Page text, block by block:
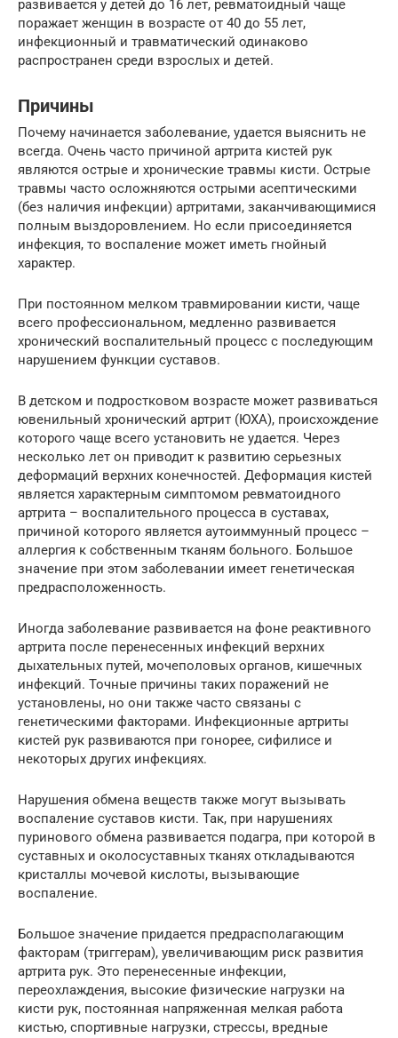
развивается у детей до 16 лет, ревматоидный чаще
поражает женщин в возрасте от 40 до 55 лет,
инфекционный и травматический одинаково
распространен среди взрослых и детей.
Причины
Почему начинается заболевание, удается выяснить не
всегда. Очень часто причиной артрита кистей рук
являются острые и хронические травмы кисти. Острые
травмы часто осложняются острыми асептическими
(без наличия инфекции) артритами, заканчивающимися
полным выздоровлением. Но если присоединяется
инфекция, то воспаление может иметь гнойный
характер.
При постоянном мелком травмировании кисти, чаще
всего профессиональном, медленно развивается
хронический воспалительный процесс с последующим
нарушением функции суставов.
В детском и подростковом возрасте может развиваться
ювенильный хронический артрит (ЮХА), происхождение
которого чаще всего установить не удается. Через
несколько лет он приводит к развитию серьезных
деформаций верхних конечностей. Деформация кистей
является характерным симптомом ревматоидного
артрита – воспалительного процесса в суставах,
причиной которого является аутоиммунный процесс –
аллергия к собственным тканям больного. Большое
значение при этом заболевании имеет генетическая
предрасположенность.
Иногда заболевание развивается на фоне реактивного
артрита после перенесенных инфекций верхних
дыхательных путей, мочеполовых органов, кишечных
инфекций. Точные причины таких поражений не
установлены, но они также часто связаны с
генетическими факторами. Инфекционные артриты
кистей рук развиваются при гонорее, сифилисе и
некоторых других инфекциях.
Нарушения обмена веществ также могут вызывать
воспаление суставов кисти. Так, при нарушениях
пуринового обмена развивается подагра, при которой в
суставных и околосуставных тканях откладываются
кристаллы мочевой кислоты, вызывающие
воспаление.
Большое значение придается предрасполагающим
факторам (триггерам), увеличивающим риск развития
артрита рук. Это перенесенные инфекции,
переохлаждения, высокие физические нагрузки на
кисти рук, постоянная напряженная мелкая работа
кистью, спортивные нагрузки, стрессы, вредные